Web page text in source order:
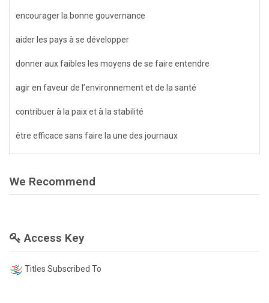
encourager la bonne gouvernance
aider les pays à se développer
donner aux faibles les moyens de se faire entendre
agir en faveur de l’environnement et de la santé
contribuer à la paix et à la stabilité
être efficace sans faire la une des journaux
We Recommend
Access Key
Titles Subscribed To